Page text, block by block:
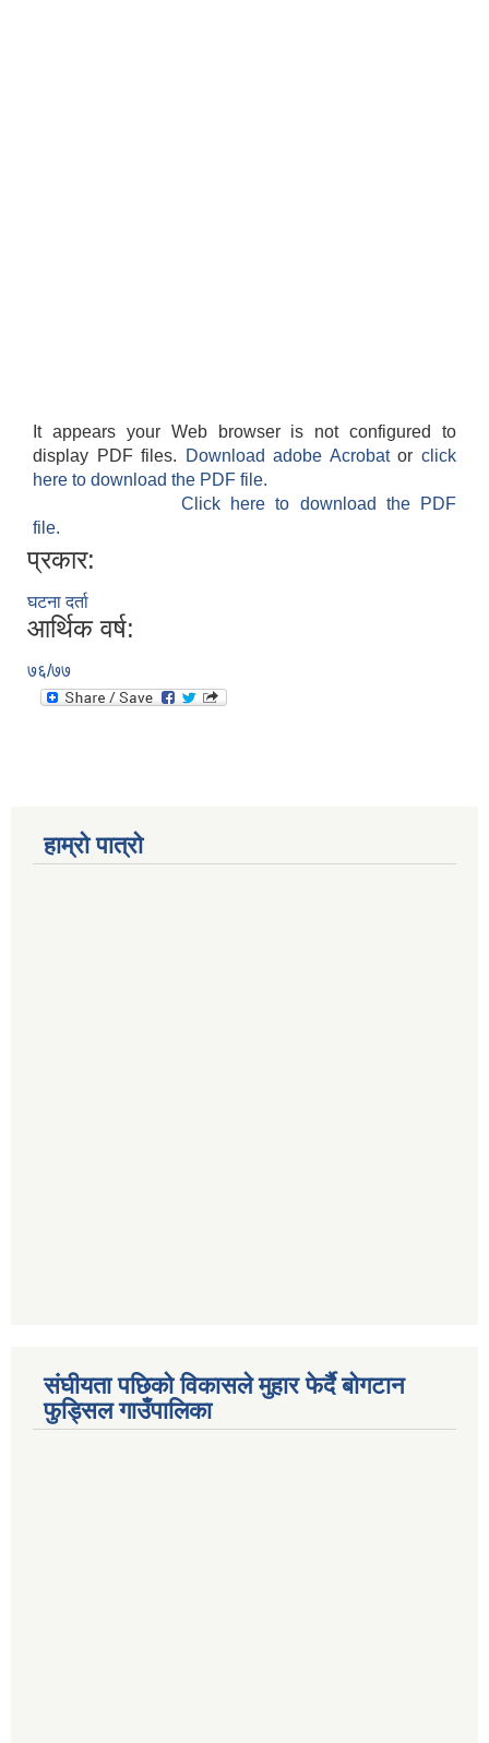
It appears your Web browser is not configured to
display PDF files.
Download adobe Acrobatorclick
here to download the PDF file.
Click here to download the PDF
file.
प्रकार:
घटना दर्ता
आर्थिक वर्ष:
७६/७७
हाम्रो पात्रो
संघीयता पछिको विकासले मुहार फेर्दै बोगटान
फुड्सिल गाउँपालिका